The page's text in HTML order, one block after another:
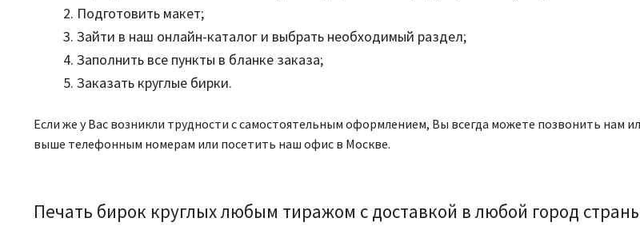
Подготовить макет;
Зайти в наш онлайн-каталог и выбрать необходимый раздел;
Заполнить все пункты в бланке заказа;
Заказать круглые бирки.
Если же у Вас возникли трудности с самостоятельным оформлением, Вы всегда можете позвонить нам
выше телефонным номерам или посетить наш офис в Москве.
Печать бирок круглых любым тиражом с доставкой в любой город